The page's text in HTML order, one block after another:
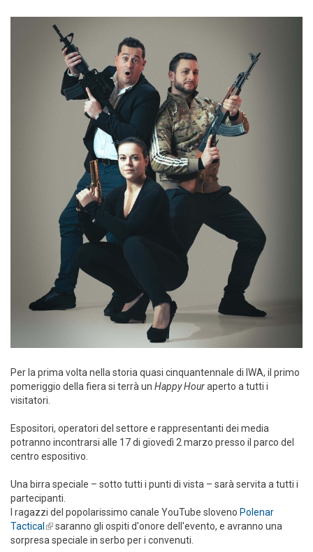
Per la prima volta nella storia quasi cinquantennale di IWA, il primo
pomeriggio della fiera si terrà un Happy Houraperto a tutti i
visitatori.
Espositori, operatori del settore e rappresentanti dei media
potranno incontrarsi alle 17 di giovedì 2 marzo presso il parco del
centro espositivo.
Una birra speciale – sotto tutti i punti di vista – sarà servita a tutti i
partecipanti.
I ragazzi del popolarissimo canale YouTube sloveno Polenar
Tactical (link is external)
saranno gli ospiti d'onore dell'evento, e avranno una
sorpresa speciale in serbo per i convenuti.